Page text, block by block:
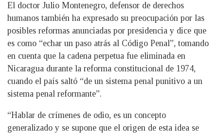
El doctor Julio Montenegro, defensor de derechos
humanos también ha expresado su preocupación por las
posibles reformas anunciadas por presidencia y dice que
es como “echar un paso atrás al Código Penal”, tomando
en cuenta que la cadena perpetua fue eliminada en
Nicaragua durante la reforma constitucional de 1974,
cuando el país saltó “de un sistema penal punitivo a un
sistema penal reformante”.
“Hablar de crímenes de odio, es un concepto
generalizado y se supone que el origen de esta idea se